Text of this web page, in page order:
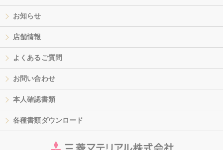
お知らせ
店舗情報
よくあるご質問
お問い合わせ
本人確認書類
各種書類ダウンロード